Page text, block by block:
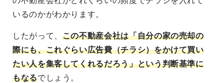
いるのかがわかります。
したがって、 この不動産会社は「自分の家の売却の
際にも、これぐらい広告費（チラシ）をかけて買い
たい人を集客してくれるだろう」という判断基準に
もなるでしょう。